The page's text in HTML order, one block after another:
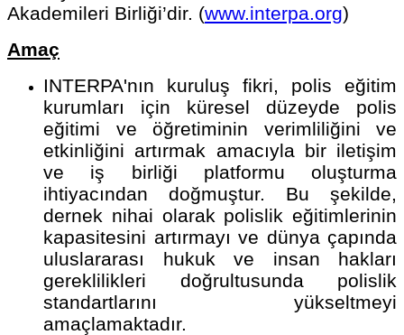
Akademileri Birliği’dir. (www.interpa.org)
Amaç
INTERPA'nın kuruluş fikri, polis eğitim
kurumları için küresel düzeyde polis
eğitimi ve öğretiminin verimliliğini ve
etkinliğini artırmak amacıyla bir iletişim
ve iş birliği platformu oluşturma
ihtiyacından doğmuştur. Bu şekilde,
dernek nihai olarak polislik eğitimlerinin
kapasitesini artırmayı ve dünya çapında
uluslararası hukuk ve insan hakları
gereklilikleri doğrultusunda polislik
standartlarını yükseltmeyi
amaçlamaktadır.